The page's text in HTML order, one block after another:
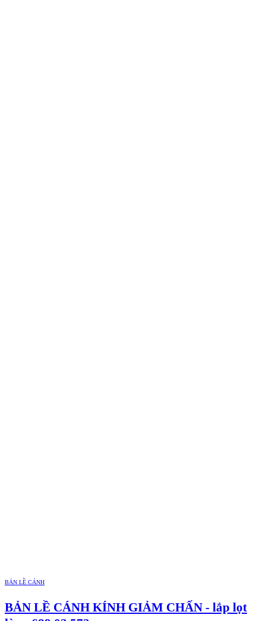
BẢN LỀ CÁNH
BẢN LỀ CÁNH KÍNH GIẢM CHẤN - lắp lọt